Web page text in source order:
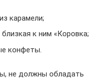
карамели;
к ним «Коровка;
конфеты.
не должны обладать